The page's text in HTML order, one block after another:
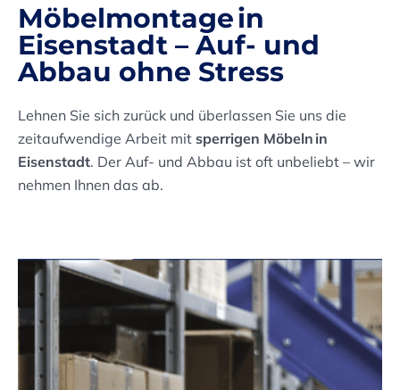
Möbelmontage in
Eisenstadt – Auf- und
Abbau ohne Stress
Lehnen Sie sich zurück und überlassen Sie uns die
zeitaufwendige Arbeit mit sperrigen Möbeln in
Eisenstadt. Der Auf- und Abbau ist oft unbeliebt – wir
nehmen Ihnen das ab.